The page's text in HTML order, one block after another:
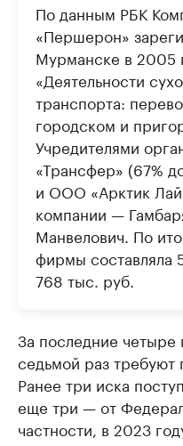
По данным РБК
«Першерон»
Мурманске в 2005
«Деятельности
транспорта:
городском и
Учредителями
«Трансфер» (67%
и ООО «Арктик
компании —
Манвелович. По
фирмы составляла
768 тыс. руб.
За последние
седьмой раз требуют
Ранее три иска
еще три — от
частности, в 2023